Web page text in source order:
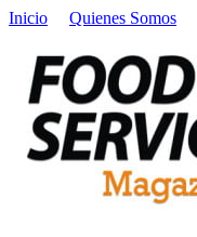
Inicio Quienes Somos